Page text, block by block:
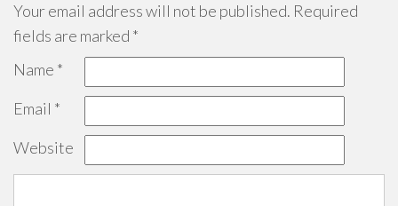
Your email address will not be published. Required
fields are marked *
Name *
Email *
Website